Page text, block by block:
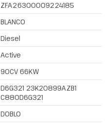
ZFA26300009224185
BLANCO
Diesel
Active
90CV 66KW
D6G321 23K20899AZB1
C880D6G321
DOBLO